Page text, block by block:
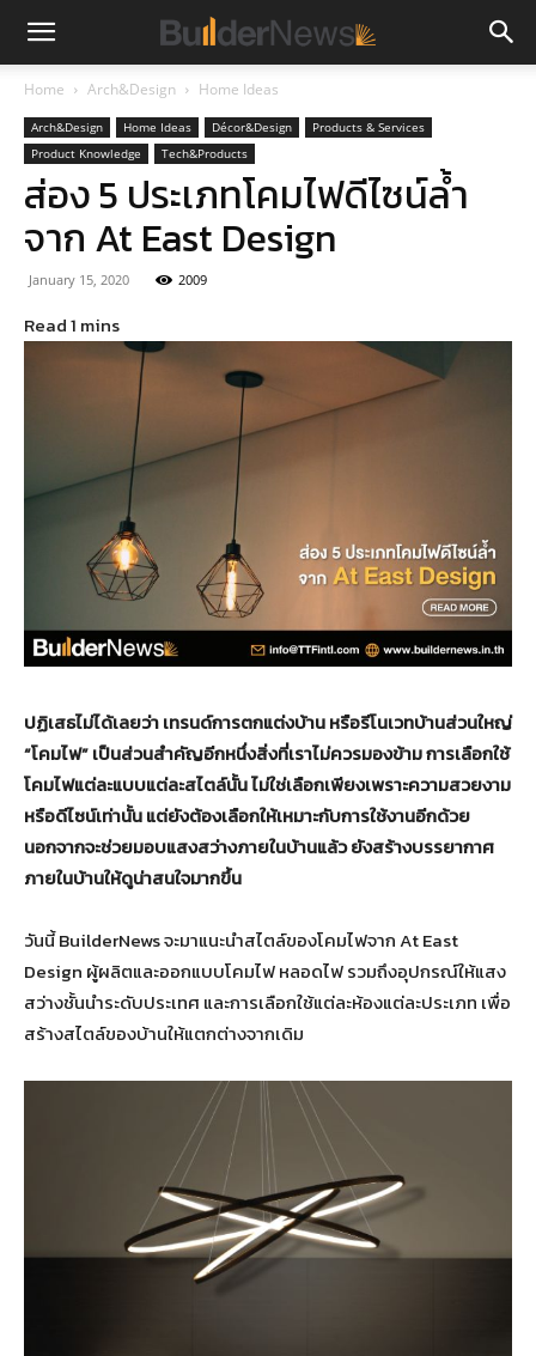
Home Arch&Design Home Ideas
Arch&Design Home Ideas Décor&Design
Products & Services
Product Knowledge
Tech&Products
ส่อง 5 ประเภทโคมไฟดีไซน์ล้ำ
จาก At East Design
January 15, 2020 2009
ปฏิเสธไม่ได้เลยว่า เทรนด์การตกแต่งบ้าน หรือรีโนเวทบ้านส่วนใหญ่
“โคมไฟ”เป็นส่วนสำคัญอีกหนึ่งสิ่งที่เราไม่ควรมองข้าม การเลือกใช้
โคมไฟแต่ละแบบแต่ละสไตล์นั้น ไม่ใช่เลือกเพียงเพราะความสวยงาม
หรือดีไซน์เท่านั้น แต่ยังต้องเลือกให้เหมาะกับการใช้งานอีกด้วย
นอกจากจะช่วยมอบแสงสว่างภายในบ้านแล้ว ยังสร้างบรรยากาศ
ภายในบ้านให้ดูน่าสนใจมากขึ้น
วันนี้ BuilderNews จะมาแนะนำสไตล์ของโคมไฟจาก At East
Design ผู้ผลิตและออกแบบโคมไฟ หลอดไฟ รวมถึงอุปกรณ์ให้แสง
สว่างชั้นนำระดับประเทศ และการเลือกใช้แต่ละห้องแต่ละประเภท เพื่อ
สร้างสไตล์ของบ้านให้แตกต่างจากเดิม